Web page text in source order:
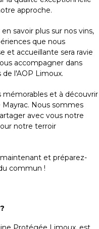
approche.
savoir plus sur nos vins,
que nous
et accueillante sera ravie
accompagner dans
l'AOP Limoux.
et à découvrir
Nous sommes
avec vous notre
notre terroir
et préparez-
commun !